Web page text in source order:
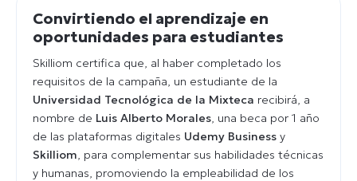
Convirtiendo el aprendizaje en
oportunidades para estudiantes
Skilliom certifica que, al haber completado los
requisitos de la campaña, un estudiante de la
Universidad Tecnológica de la Mixteca recibirá, a
nombre de Luis Alberto Morales , una beca por 1 año
de las plataformas digitales Udemy Business y
Skilliom , para complementar sus habilidades técnicas
y humanas, promoviendo la empleabilidad de los